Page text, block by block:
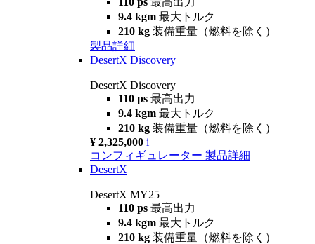
9.4 kgm 最大トルク
210 kg 装備重量（燃料を除く）
製品詳細
DesertX Discovery
DesertX Discovery
110 ps 最高出力
9.4 kgm 最大トルク
210 kg 装備重量（燃料を除く）
¥ 2,325,000 i
コンフィギュレーター 製品詳細
DesertX
DesertX MY25
110 ps 最高出力
9.4 kgm 最大トルク
210 kg 装備重量（燃料を除く）